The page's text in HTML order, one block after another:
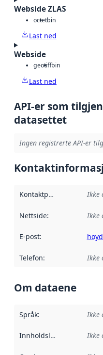
Webside ZLAS
octetbin
Last ned
Webside
geotiffbin
Last ned
API-er som
datasettet
Ingen registrerte API-er
Kontaktpunkt Ikke
Nettside: Ikke
E-post:
Telefon: Ikke
Om dataene
Språk: Ikke
Innholdsleverandører :
Ikke